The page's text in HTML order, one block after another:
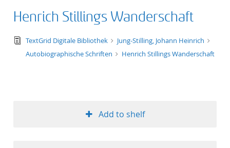
Henrich Stillings Wanderschaft
text/tg.edition+tg.aggregation+xml
TextGrid Digitale Bibliothek
Jung-Stilling, Johann Heinrich
Autobiographische Schriften
Henrich Stillings Wanderschaft
Add to shelf